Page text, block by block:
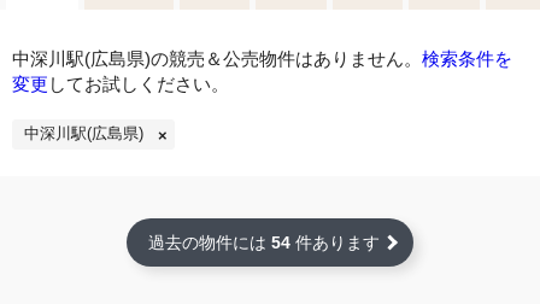
中深川駅(広島県)の競売＆公売物件はありません。 検索条件を
変更 してお試しください。
中深川駅(広島県)
過去の物件には 54 件あります